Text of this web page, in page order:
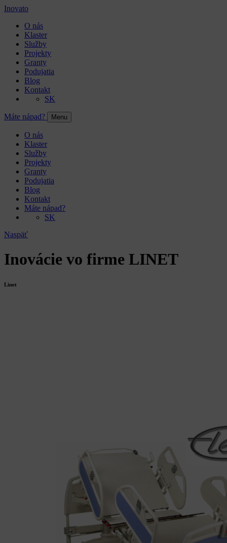
Inovato
O nás
Klaster
Služby
Projekty
Granty
Podujatia
Blog
Kontakt
SK
Máte nápad? Menu
O nás
Klaster
Služby
Projekty
Granty
Podujatia
Blog
Kontakt
Máte nápad?
SK
Naspäť
Inovácie vo firme LINET
Linet